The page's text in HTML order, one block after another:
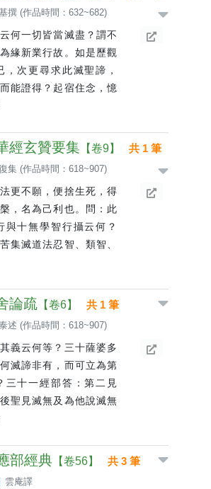
撰 (作品時間：632~682)
何一切皆當滅盡？謂不
緣新業行故。如是歷觀
，次更尋求此滅聖諦，
能證得？起宿住念，憶
經玄贊要集 【卷9】 共 1 筆
集 (作品時間：618~907)
法更不願，便捨生死，得
，名為己利也。問：此
與十無學智行攝云何？
集滅道法忍智、類智、
論疏 【卷6】 共 1 筆
述 (作品時間：618~907)
義云何等？三十薩婆多
滅諦非有，而可立為第
三十一經部答：第二見
聖見滅無及為他說滅無
部經典 【卷56】 共 3 筆
雲庵譯